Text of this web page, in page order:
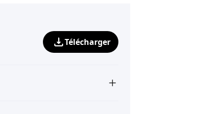
Télécharger